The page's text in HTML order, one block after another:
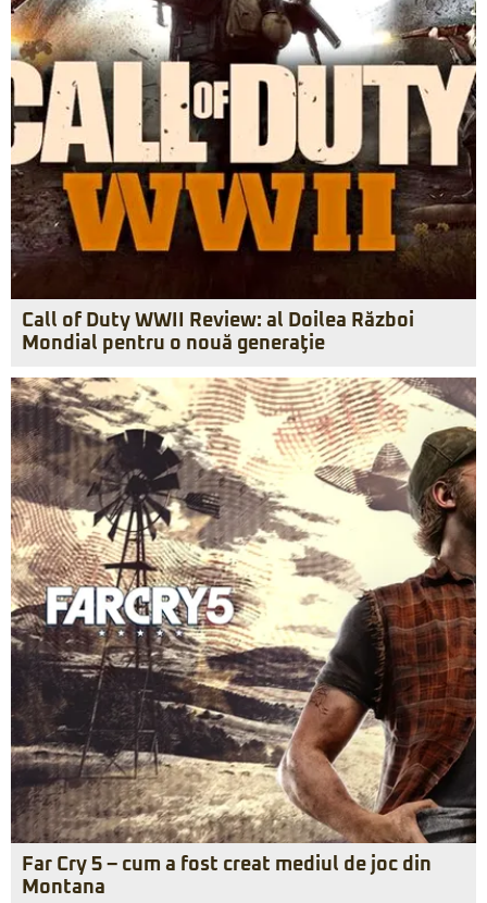
Call of Duty WWII Review: al Doilea Război
Mondial pentru o nouă generaţie
Far Cry 5 – cum a fost creat mediul de joc din
Montana